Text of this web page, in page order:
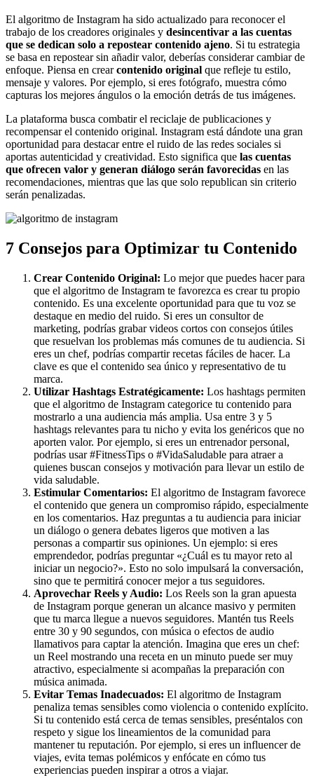
El algoritmo de Instagram ha sido actualizado para reconocer el
trabajo de los creadores originales y desincentivar a las cuentas
que se dedican solo a repostear contenido ajeno. Si tu estrategia
se basa en repostear sin añadir valor, deberías considerar cambiar de
enfoque. Piensa en crearcontenido original que refleje tu estilo,
mensaje y valores. Por ejemplo, si eres fotógrafo, muestra cómo
capturas los mejores ángulos o la emoción detrás de tus imágenes.
La plataforma busca combatir el reciclaje de publicaciones y
recompensar el contenido original. Instagram está dándote una gran
oportunidad para destacar entre el ruido de las redes sociales si
aportas autenticidad y creatividad. Esto significa que las cuentas
que ofrecen valor y generan diálogo serán favorecidas en las
recomendaciones, mientras que las que solo republican sin criterio
serán penalizadas.
7 Consejos para Optimizar tu Contenido
Crear Contenido Original: Lo mejor que puedes hacer para
que el algoritmo de Instagram te favorezca es crear tu propio
contenido. Es una excelente oportunidad para que tu voz se
destaque en medio del ruido. Si eres un consultor de
marketing, podrías grabar videos cortos con consejos útiles
que resuelvan los problemas más comunes de tu audiencia. Si
eres un chef, podrías compartir recetas fáciles de hacer. La
clave es que el contenido sea único y representativo de tu
marca.
Utilizar Hashtags Estratégicamente: Los hashtags permiten
que el algoritmo de Instagram categorice tu contenido para
mostrarlo a una audiencia más amplia. Usa entre 3 y 5
hashtags relevantes para tu nicho y evita los genéricos que no
aporten valor. Por ejemplo, si eres un entrenador personal,
podrías usar #FitnessTips o #VidaSaludable para atraer a
quienes buscan consejos y motivación para llevar un estilo de
vida saludable.
Estimular Comentarios: El algoritmo de Instagram favorece
el contenido que genera un compromiso rápido, especialmente
en los comentarios. Haz preguntas a tu audiencia para iniciar
un diálogo o genera debates ligeros que motiven a las
personas a compartir sus opiniones. Un ejemplo: si eres
emprendedor, podrías preguntar «¿Cuál es tu mayor reto al
iniciar un negocio?». Esto no solo impulsará la conversación,
sino que te permitirá conocer mejor a tus seguidores.
Aprovechar Reels y Audio: Los Reels son la gran apuesta
de Instagram porque generan un alcance masivo y permiten
que tu marca llegue a nuevos seguidores. Mantén tus Reels
entre 30 y 90 segundos, con música o efectos de audio
llamativos para captar la atención. Imagina que eres un chef:
un Reel mostrando una receta en un minuto puede ser muy
atractivo, especialmente si acompañas la preparación con
música animada.
Evitar Temas Inadecuados: El algoritmo de Instagram
penaliza temas sensibles como violencia o contenido explícito.
Si tu contenido está cerca de temas sensibles, preséntalos con
respeto y sigue los lineamientos de la comunidad para
mantener tu reputación. Por ejemplo, si eres un influencer de
viajes, evita temas polémicos y enfócate en cómo tus
experiencias pueden inspirar a otros a viajar.